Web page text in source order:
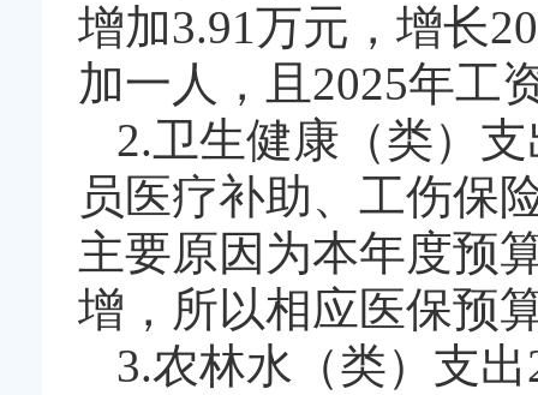
增加3.91万元，增长
加一人，且2025年工
2.卫生健康（类）
员医疗补助、工伤保
主要原因为本年度预
增，所以相应医保预
3.农林水（类）支